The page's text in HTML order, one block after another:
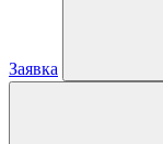
Заявка